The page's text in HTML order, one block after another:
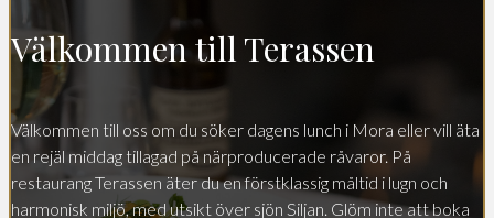
Välkommen till Terassen
Välkommen till oss om du söker dagens lunch i Mora eller vill äta
en rejäl middag tillagad på närproducerade råvaror. På
restaurang Terassen äter du en förstklassig måltid i lugn och
harmonisk miljö, med utsikt över sjön Siljan. Glöm inte att boka